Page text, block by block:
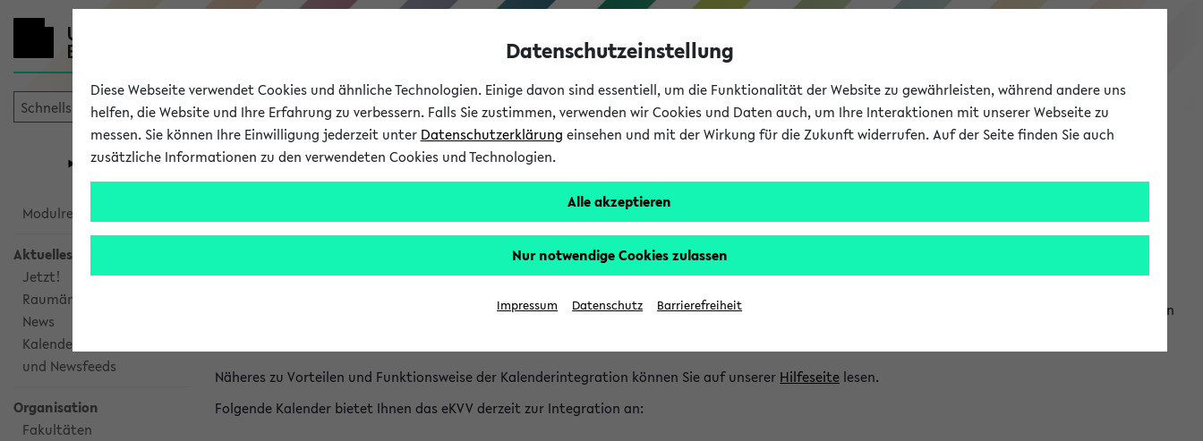
eKVV
Universität Forschung Studium
eKVV
Modulrecherche
Aktuelles
Jetzt!
Raumänderungen
News
Kalenderintegration
und Newsfeeds
Organisation
Fakultäten
Kalenderintegration und Newsfeeds
Kalenderintegration
Das eKVV bietet Ihnen die Möglichkeit, Veranstaltungstermine in eine Vielzahl von Kalenderanwendungen einzubinden. Auf diese Weise können Sie einen
Näheres zu Vorteilen und Funktionsweise der Kalenderintegration können Sie auf unserer Hilfeseite lesen.
Folgende Kalender bietet Ihnen das eKVV derzeit zur Integration an:
Datenschutzeinstellung
Diese Webseite verwendet Cookies und ähnliche Technologien. Einige davon sind essentiell, um die Funktionalität der Website zu gewährleisten, während andere uns
helfen, die Website und Ihre Erfahrung zu verbessern. Falls Sie zustimmen, verwenden wir Cookies und Daten auch, um Ihre Interaktionen mit unserer Webseite zu
messen. Sie können Ihre Einwilligung jederzeit unter Datenschutzerklärung einsehen und mit der Wirkung für die Zukunft widerrufen. Auf der Seite finden Sie auch
zusätzliche Informationen zu den verwendeten Cookies und Technologien.
Alle akzeptieren
Nur notwendige Cookies zulassen
Impressum Datenschutz Barrierefreiheit